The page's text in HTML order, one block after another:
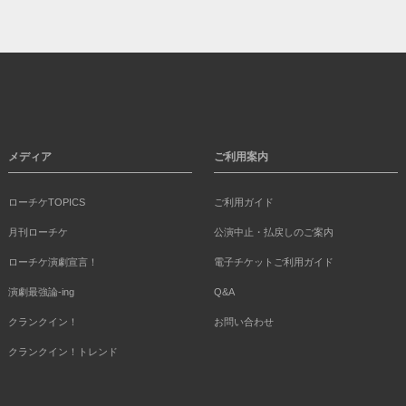
メディア
ローチケTOPICS
月刊ローチケ
ローチケ演劇宣言！
演劇最強論-ing
クランクイン！
クランクイン！トレンド
ご利用案内
ご利用ガイド
公演中止・払戻しのご案内
電子チケットご利用ガイド
Q&A
お問い合わせ